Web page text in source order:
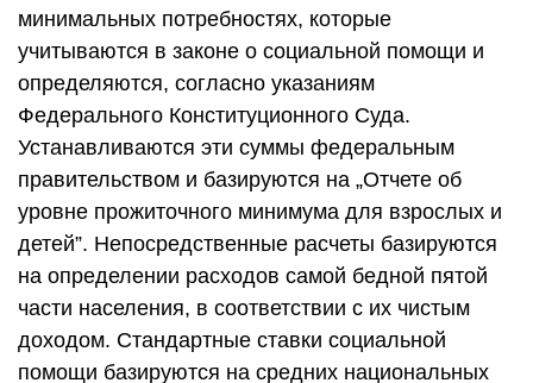
минимальных потребностях, которые
учитываются в законе о социальной помощи и
определяются, согласно указаниям
Федерального Конституционного Суда.
Устанавливаются эти суммы федеральным
правительством и базируются на „Отчете об
уровне прожиточного минимума для взрослых и
детей”. Непосредственные расчеты базируются
на определении расходов самой бедной пятой
части населения, в соответствии с их чистым
доходом. Стандартные ставки социальной
помощи базируются на средних национальных